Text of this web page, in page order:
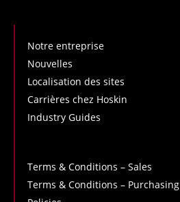
Notre entreprise
Nouvelles
Localisation des sites
Carrières chez Hoskin
Industry Guides
Terms & Conditions – Sales
Terms & Conditions – Purchasing